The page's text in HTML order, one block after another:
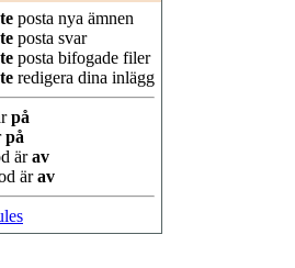
posta nya ämnen
posta svar
posta bifogade filer
redigera dina inlägg
på
på
ärav
ärav